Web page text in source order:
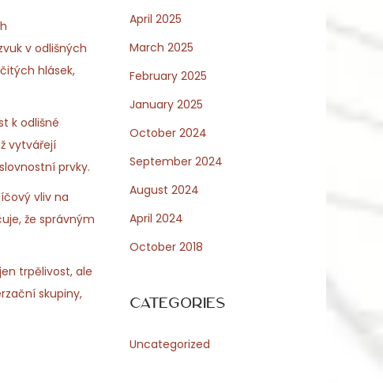
v odlišných
hlásek,
k odlišné
vytvářejí
prvky.
vliv na
že správným
trpělivost, ale
skupiny,
April 2025
March 2025
February 2025
January 2025
October 2024
September 2024
August 2024
April 2024
October 2018
Categories
Uncategorized